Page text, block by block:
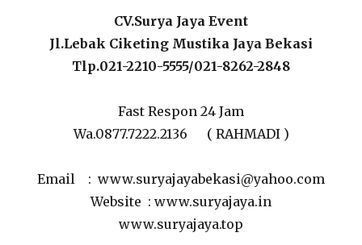
CV.Surya Jaya Event
Jl.Lebak Ciketing Mustika Jaya Bekasi
Tlp.021-2210-5555/021-8262-2848
Fast Respon 24 Jam
Wa.0877.7222.2136 ( RAHMADI )
Email : www.suryajayabekasi@yahoo.com
Website : www.suryajaya.in
www.suryajaya.top